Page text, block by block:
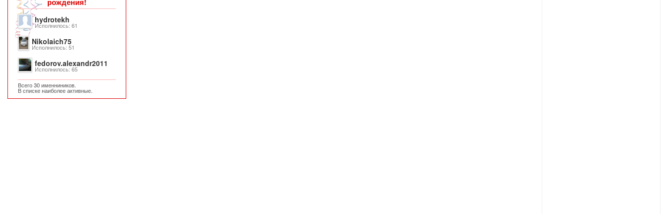
hydrotekh
Исполнилось: 61
Nikolaich75
Исполнилось: 51
fedorov.alexandr2011
Исполнилось: 65
Всего 30 именниников.
В списке наиболее активные.